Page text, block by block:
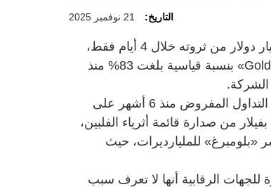
التاريخ: 21 نوفمبر 2025
فقد الملياردير الفلبيني مانويل فيلار أكثر من 18 مليار دولار من ثروته خلال 4 أيام فقط،
بعد انهيار سهم شركته العقارية «Golden MV Holdings» بنسبة قياسية بلغت 83% منذ
وبدأت القصة عندما رفعت الجهات التنظيمية تعليق التداول المفروض منذ 6 أشهر على
من صدارة قائمة أثرياء الفلبين،
للمليارديرات، حيث
للجهات الرقابية أنها لا تعرف سبب